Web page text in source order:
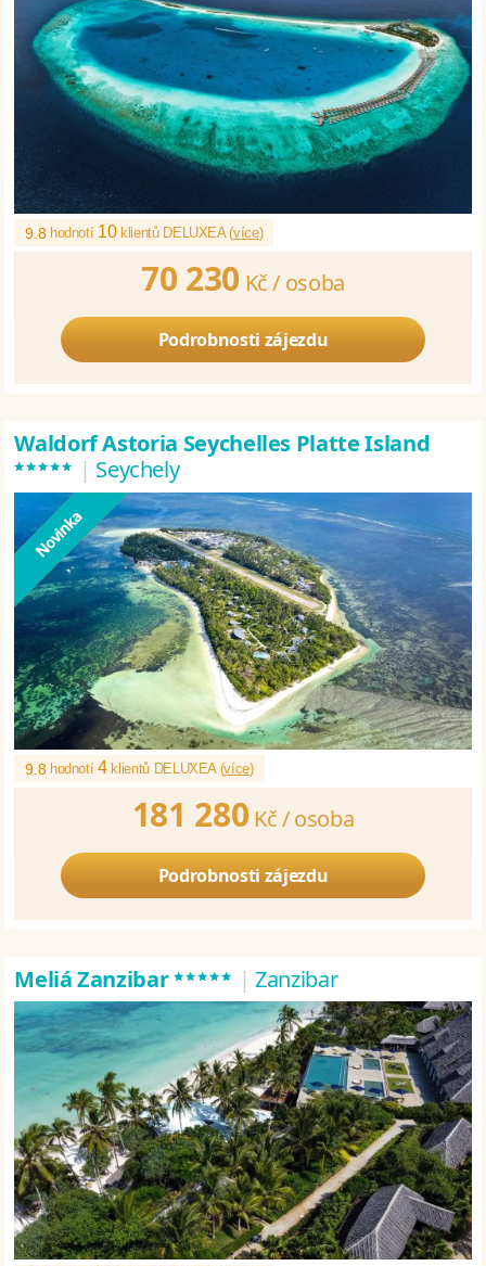
9.8 hodnotí 10klientů DELUXEA (více)
70 230 Kč / osoba
Podrobnosti zájezdu
Waldorf Astoria Seychelles Platte Island
***** | Seychely
9.8 hodnotí4klientů DELUXEA (více)
181 280 Kč /osoba
Podrobnosti zájezdu
Meliá Zanzibar***** | Zanzibar